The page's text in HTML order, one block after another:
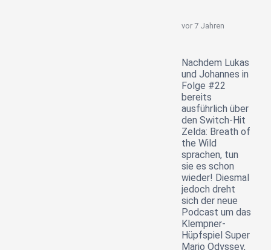
vor 7 Jahren
Nachdem Lukas
und Johannes in
Folge #22
bereits
ausführlich über
den Switch-Hit
Zelda: Breath of
the Wild
sprachen, tun
sie es schon
wieder! Diesmal
jedoch dreht
sich der neue
Podcast um das
Klempner-
Hüpfspiel Super
Mario Odyssey,